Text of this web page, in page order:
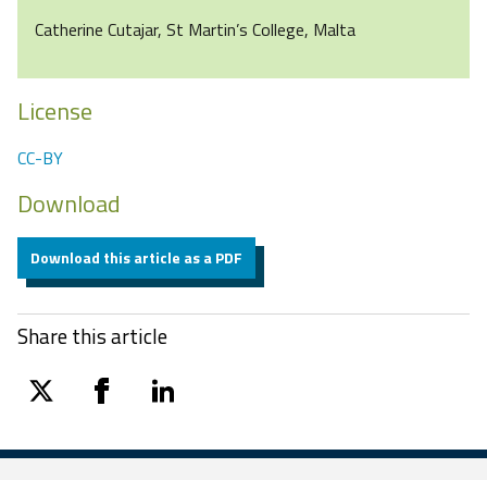
Catherine Cutajar, St Martin’s College, Malta
License
CC-BY
Download
Download this article as a PDF
Share this article
twitter facebooklinkedin